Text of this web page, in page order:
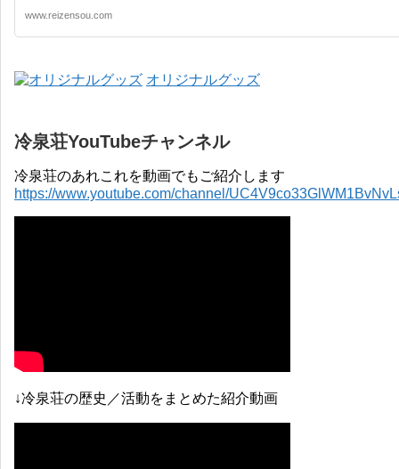
www.reizensou.com
オリジナルグッズ
冷泉荘YouTubeチャンネル
冷泉荘のあれこれを動画でもご紹介します
https://www.youtube.com/channel/
↓冷泉荘の歴史／活動をまとめた紹介動画